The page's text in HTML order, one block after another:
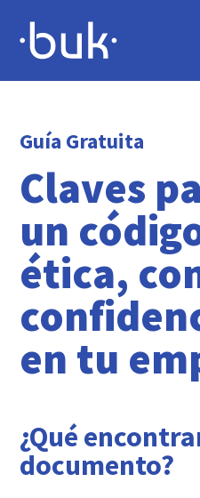
Guía Gratuita
Claves
un
ética,
en tu
¿Qué
documento?